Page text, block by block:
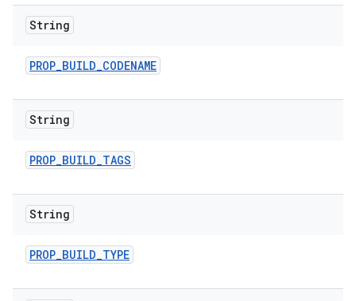
String
PROP_BUILD_CODENAME
String
PROP_BUILD_TAGS
String
PROP_BUILD_TYPE